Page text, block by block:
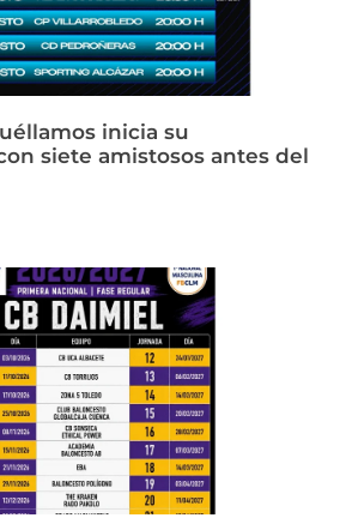
inicia su
siete amistosos antes del